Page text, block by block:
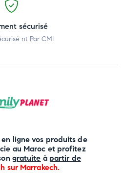
sécurisé
nt Par CMI
ligne vos produits de
au Maroc et profitez
gratuite à partir de
sur Marrakech.